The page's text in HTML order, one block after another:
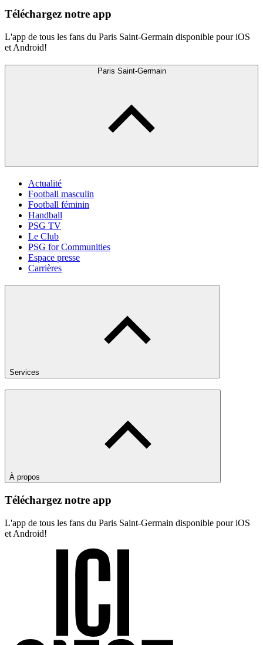
Téléchargez notre app
L'app de tous les fans du Paris Saint-Germain disponible pour iOS
et Android!
Paris Saint-Germain
Actualité
Football masculin
Football féminin
Handball
PSG TV
Le Club
PSG for Communities
Espace presse
Carrières
Services
À propos
Téléchargez notre app
L'app de tous les fans du Paris Saint-Germain disponible pour iOS
et Android!